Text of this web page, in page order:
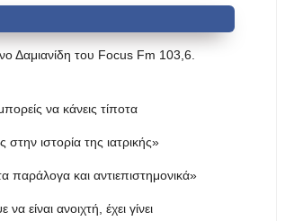
Δαμιανίδη του Focus Fm 103,6.
να κάνεις τίποτα
ιστορία της ιατρικής»
παράλογα και αντιεπιστημονικά»
είναι ανοιχτή, έχει γίνει